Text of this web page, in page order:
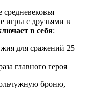
игры с друзьями в
в себя:
для сражений 25+
главного героя
броню,